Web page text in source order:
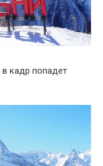
в кадр попадет